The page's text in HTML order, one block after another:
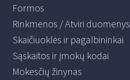
Formos
Rinkmenos / Atviri duomenys
Skaičiuoklės ir pagalbininkai
Sąskaitos ir įmokų kodai
Mokesčių žinynas